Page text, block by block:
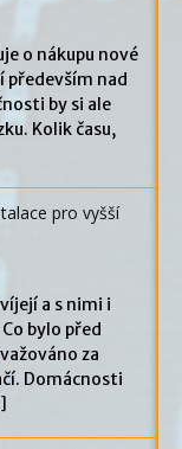
o nákupu nové
především nad
by si ale
Kolik času,
pro vyšší
a s nimi i
bylo před
za
Domácnosti